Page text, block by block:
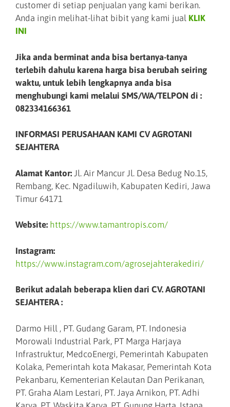
customer di setiap penjualan yang kami berikan.
Anda ingin melihat-lihat bibit yang kami jual KLIK
INI
Jika anda berminat anda bisa bertanya-tanya
terlebih dahulu karena harga bisa berubah seiring
waktu, untuk lebih lengkapnya anda bisa
menghubungi kami melalui SMS/WA/TELPON di :
082334166361
INFORMASI PERUSAHAAN KAMI CV AGROTANI
SEJAHTERA
Alamat Kantor: Jl. Air Mancur Jl. Desa Bedug No.15,
Rembang, Kec. Ngadiluwih, Kabupaten Kediri, Jawa
Timur 64171
Website: https://www.tamantropis.com/
Instagram:
https://www.instagram.com/agrosejahterakediri/
Berikut adalah beberapa klien dari CV. AGROTANI
SEJAHTERA :
Darmo Hill , PT. Gudang Garam, PT. Indonesia
Morowali Industrial Park, PT Marga Harjaya
Infrastruktur, MedcoEnergi, Pemerintah Kabupaten
Kolaka, Pemerintah kota Makasar, Pemerintah Kota
Pekanbaru, Kementerian Kelautan Dan Perikanan,
PT. Graha Alam Lestari, PT. Jaya Arnikon, PT. Adhi